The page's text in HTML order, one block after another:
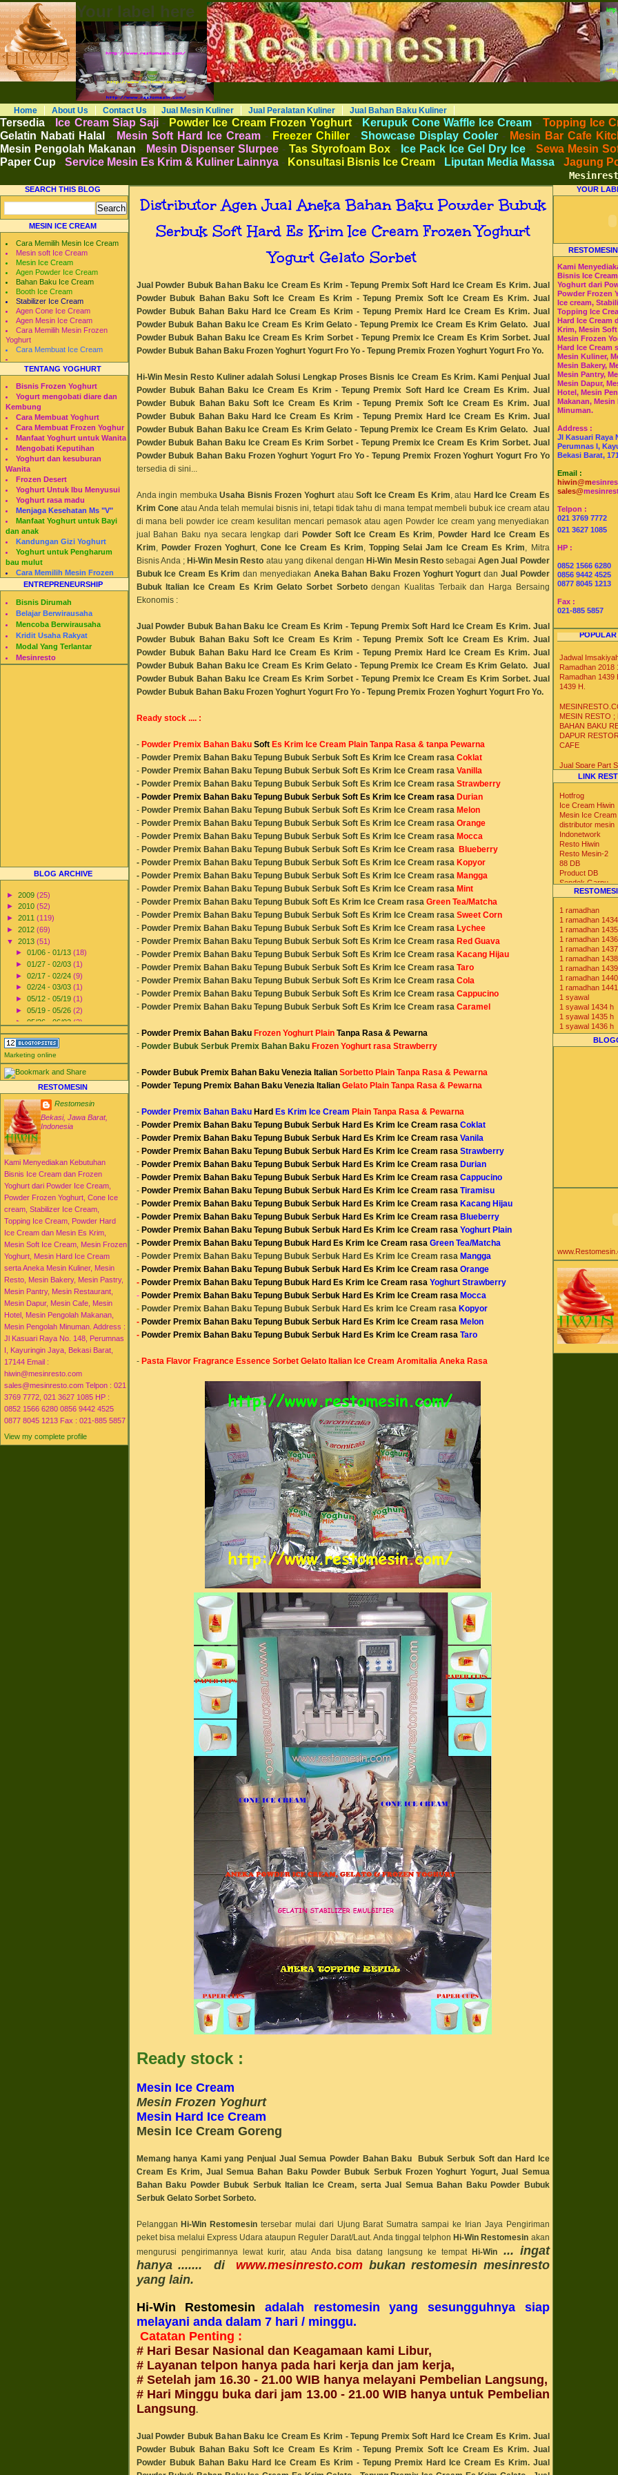
Your label here RESTO MESIN RESTO ALAT BAHAN BAKU KULINER RESTORAN DAPUR MESINRESTO RESTOMESIN HI-WIN ICE CREAM
Distributor Agen Jual Aneka Mesin Alat Peralatan Bahan Baku Memproduksi Mengolah Menyimpan Mengemas Menyajikan Makanan Minuman untuk Dapur Kuliner untuk
Cafe Hotel Restoran Pastry Bakery Food and Beverage. Distributor Agen Jual Aneka Mesin dan Bahan Baku Ice Cream Es Krim Gelato Frozen Yoghurt. Pusat Pelatihan dan
Pengembangan Entrepreneurship Kewirausahaan Peluang Usaha Bisnis UKM. Tips Resep Cara Memasak Membuat Jajanan Masakan Makanan Minuman Kue Roti Cake.
Home About Us Contact Us Jual Mesin Kuliner Jual Peralatan Kuliner Jual Bahan Baku Kuliner
Tersedia : Ice Cream Siap Saji- Powder Ice Cream Frozen Yoghurt - Kerupuk Cone Waffle Ice Cream - Topping Ice
Gelatin Nabati Halal
- Mesin Soft Hard Ice Cream- Freezer Chiller-Showcase Display Cooler - Mesin Bar Cafe
Mesin Pengolah Makanan - Mesin Dispenser Slurpee - Tas Styrofoam Box - Ice Pack Ice Gel Dry Ice - Sewa Mesin
Paper Cup - Service Mesin Es Krim & Kuliner Lainnya - Konsultasi Bisnis Ice Cream - Liputan Media Massa - Jagung
SEARCH THIS BLOG
MESIN ICE CREAM
Cara Memilih Mesin Ice Cream
Mesin soft Ice Cream
Mesin Ice Cream
Agen Powder Ice Cream
Bahan Baku Ice Cream
Booth Ice Cream
Stabilizer Ice Cream
Agen Cone Ice Cream
Agen Mesin Ice Cream
Cara Memilih Mesin Frozen
Yoghurt
Cara Membuat Ice Cream
TENTANG YOGHURT
Bisnis Frozen Yoghurt
Yogurt mengobati diare dan
Kembung
Cara Membuat Yoghurt
Cara Membuat Frozen Yoghur
Manfaat Yoghurt untuk Wanita
Mengobati Keputihan
Yoghurt dan kesuburan
Wanita
Frozen Desert
Yoghurt Untuk Ibu Menyusui
Yoghurt rasa madu
Menjaga Kesehatan Ms "V"
Manfaat Yoghurt untuk Bayi
dan anak
Kandungan Gizi Yoghurt
Yoghurt untuk Pengharum
bau mulut
Cara Memilih Mesin Frozen
Yogurt
Restomesin
ENTREPRENEURSHIP
Bisnis Dirumah
Belajar Berwirausaha
Mencoba Berwirausaha
Kridit Usaha Rakyat
Modal Yang Terlantar
Mesinresto
BLOG ARCHIVE
► 2009 (25)
► 2010 (52)
► 2011 (119)
► 2012 (69)
▼ 2013 (51)
►01/06 - 01/13(18)
►01/27 - 02/03(1)
►02/17 - 02/24(9)
►02/24 - 03/03(1)
►05/12 - 05/19(1)
►05/19 - 05/26(2)
►05/26 - 06/02 (2)
►06/02 - 06/09(3)
►06/30 - 07/07
►07/14 - 07/21
►
07/21 - 07/28
►07/28 - 08/04(2)
09/01 - 09/08(1)
►11/17 - 11/24(1)
►12/01 - 12/08
▼12/29 - 01/05
Agen Jual Mesin Ice Cream
Es Krim
Distributor Agen Jual Aneka
Bahan Baku Powder
Bubu...
Jadwal Acara Global TV Fun
Teenlicious Liputan Ten...
►2014(51)
►2015(16)
Marketing online
RESTOMESIN
Restomesin
Bekasi, Jawa Barat,
Indonesia
Kami Menyediakan Kebutuhan
Bisnis Ice Cream dan Frozen
Yoghurt dari Powder Ice Cream,
Powder Frozen Yoghurt, Cone Ice
cream, Stabilizer Ice Cream,
Topping Ice Cream, Powder Hard
Ice Cream dan Mesin Es Krim,
Mesin Soft Ice Cream, Mesin Frozen
Yoghurt, Mesin Hard Ice Cream
serta Aneka Mesin Kuliner, Mesin
Resto, Mesin Bakery, Mesin Pastry,
Mesin Pantry, Mesin Restaurant,
Mesin Dapur, Mesin Cafe, Mesin
Hotel, Mesin Pengolah Makanan,
Mesin Pengolah Minuman. Address :
Jl Kasuari Raya No. 148, Perumnas
I, Kayuringin Jaya, Bekasi Barat,
17144 Email :
hiwin@mesinresto.com
sales@mesinresto.com Telpon : 021
3769 7772, 021 3627 1085 HP :
0852 1566 6280 0856 9442 4525
0877 8045 1213 Fax : 021-885 5857
View my complete profile
Distributor Agen Jual Aneka Bahan Baku Powder Bubuk
Serbuk Soft Hard Es Krim Ice Cream Frozen Yoghurt
Yogurt Gelato Sorbet
Jual Powder Bubuk Bahan Baku Ice Cream Es Krim - Tepung Premix Soft Hard Ice Cream Es Krim. Jual
Powder Bubuk Bahan Baku Soft Ice Cream Es Krim - Tepung Premix Soft Ice Cream Es Krim. Jual
Powder Bubuk Bahan Baku Hard Ice Cream Es Krim - Tepung Premix Hard Ice Cream Es Krim. Jual
Powder Bubuk Bahan Baku Ice Cream Es Krim Gelato - Tepung Premix Ice Cream Es Krim Gelato. Jual
Powder Bubuk Bahan Baku Ice Cream Es Krim Sorbet - Tepung Premix Ice Cream Es Krim Sorbet. Jual
Powder Bubuk Bahan Baku Frozen Yoghurt Yogurt Fro Yo- Tepung Premix Frozen Yoghurt Yogurt Fro Yo.
Hi-Win Mesin Resto Kuliner adalah Solusi Lengkap Proses Bisnis Ice Cream Es Krim.Kami Penjual Jual
Powder Bubuk Bahan Baku Ice Cream Es Krim - Tepung Premix Soft Hard Ice Cream Es Krim. Jual
Powder Bubuk Bahan Baku Soft Ice Cream Es Krim - Tepung Premix Soft Ice Cream Es Krim. Jual
Powder Bubuk Bahan Baku Hard Ice Cream Es Krim - Tepung Premix Hard Ice Cream Es Krim. Jual
Powder Bubuk Bahan Baku Ice Cream Es Krim Gelato - Tepung Premix Ice Cream Es Krim Gelato. Jual
Powder Bubuk Bahan Baku Ice Cream Es Krim Sorbet - Tepung Premix Ice Cream Es Krim Sorbet. Jual
Powder Bubuk Bahan Baku Frozen Yoghurt Yogurt Fro Yo- Tepung Premix Frozen Yoghurt Yogurt Fro Yo
tersedia di sini...
Anda ingin membukaUsaha Bisnis Frozen Yoghurt atauSoft Ice Cream Es Krim , atau Hard Ice Cream Es
Krim Coneatau Anda telah memulai bisnis ini, tetapi tidak tahu di mana tempat membeli bubuk ice cream atau
di mana beli powder ice cream kesulitan mencari pemasok atau agen Powder Ice cream yang menyediakan
jual Bahan Baku nya secara lengkap dari Powder Soft Ice Cream Es Krim
Powder Hard Ice Cream Es
Krim
Powder Frozen Yoghurt, Cone Ice Cream Es Krim ,Topping Selai Jam Ice Cream Es Krim
, Mitra
Bisnis Anda ;Hi-Win Mesin Resto atau yang dikenal denganHi-Win Mesin RestosebagaiAgen Jual Powder
Bubuk Ice Cream Es Krim dan menyediakan Aneka Bahan Baku Frozen Yoghurt Yogurt dan Jual Powder
Bubuk Italian Ice Cream Es Krim Gelato Sorbet Sorbetodengan Kualitas Terbaik dan Harga Bersaing
Ekonomis :
Jual Powder Bubuk Bahan Baku Ice Cream Es Krim - Tepung Premix Soft Hard Ice Cream Es Krim. Jual
Powder Bubuk Bahan Baku Soft Ice Cream Es Krim - Tepung Premix Soft Ice Cream Es Krim. Jual
Powder Bubuk Bahan Baku Hard Ice Cream Es Krim - Tepung Premix Hard Ice Cream Es Krim. Jual
Powder Bubuk Bahan Baku Ice Cream Es Krim Gelato - Tepung Premix Ice Cream Es Krim Gelato. Jual
Powder Bubuk Bahan Baku Ice Cream Es Krim Sorbet - Tepung Premix Ice Cream Es Krim Sorbet. Jual
Powder Bubuk Bahan Baku Frozen Yoghurt Yogurt Fro Yo- Tepung Premix Frozen Yoghurt Yogurt Fro Yo.
Ready stock .... :
- Powder Premix Bahan BakuSoft Es Krim Ice Cream Plain Tanpa Rasa & tanpa Pewarna
-Powder Premix Bahan Baku Tepung Bubuk Serbuk Soft Es Krim Ice Cream rasa Coklat
-Powder Premix Bahan Baku Tepung Bubuk Serbuk Soft Es Krim Ice Cream rasa Vanilla
-Powder Premix Bahan Baku Tepung Bubuk Serbuk Soft Es Krim Ice Cream rasa Strawberry
-Powder Premix Bahan Baku Tepung Bubuk Serbuk Soft Es Krim Ice Cream rasa Durian
-Powder Premix Bahan Baku Tepung Bubuk Serbuk Soft Es Krim Ice Cream rasa Melon
- Powder Premix Bahan Baku Tepung Bubuk Serbuk Soft Es Krim Ice Cream rasa Orange
-Powder Premix Bahan Baku Tepung Bubuk Serbuk Soft Es Krim Ice Cream rasa Mocca
-Powder Premix Bahan Baku Tepung Bubuk Serbuk Soft Es Krim Ice Cream rasa Blueberry
-Powder Premix Bahan Baku Tepung Bubuk Serbuk Soft Es Krim Ice Cream rasa Kopyor
-Powder Premix Bahan Baku Tepung Bubuk Serbuk Soft Es Krim Ice Cream rasa Mangga
- Powder Premix Bahan Baku Tepung Bubuk Serbuk Soft Es Krim Ice Cream rasa Mint
- Powder Premix Bahan Baku Tepung Bubuk Soft Es Krim Ice Cream rasa Green Tea/Matcha
- Powder Premix Bahan Baku Tepung Bubuk Serbuk Soft Es Krim Ice Cream rasa Sweet Corn
- Powder Premix Bahan Baku Tepung Bubuk Serbuk Soft Es Krim Ice Cream rasa Lychee
- Powder Premix Bahan Baku Tepung Bubuk Serbuk Soft Es Krim Ice Cream rasa Red Guava
- Powder Premix Bahan Baku Tepung Bubuk Serbuk Soft Es Krim Ice Cream rasa Kacang Hijau
- Powder Premix Bahan Baku Tepung Bubuk Serbuk Soft Es Krim Ice Cream rasa Taro
- Powder Premix Bahan Baku Tepung Bubuk Serbuk Soft Es Krim Ice Cream rasa Cola
- Powder Premix Bahan Baku Tepung Bubuk Serbuk Soft Es Krim Ice Cream rasa Cappucino
- Powder Premix Bahan Baku Tepung Bubuk Serbuk Soft Es Krim Ice Cream rasa Caramel
- Powder Premix Bahan Baku FrozenYoghurt Plain Tanpa Rasa & Pewarna
- Powder Bubuk SerbukPremixBahan Baku Frozen Yoghurt rasa Strawberry
- Powder Bubuk PremixBahan Baku Venezia Italian Sorbetto Plain Tanpa Rasa & Pewarna
- Powder Tepung Premix Bahan Baku Venezia Italian Gelato Plain Tanpa Rasa & Pewarna
- Powder Premix Bahan BakuHard Es Krim Ice Cream Plain Tanpa Rasa & Pewarna
- Powder Premix Bahan Baku Tepung Bubuk Serbuk Hard Es Krim Ice Cream rasa Coklat
- Powder Premix Bahan Baku Tepung Bubuk Serbuk Hard Es Krim Ice Cream rasa Vanila
- Powder Premix Bahan Baku Tepung Bubuk Serbuk Hard Es Krim Ice Cream rasa Strawberry
- Powder Premix Bahan Baku Tepung Bubuk Serbuk Hard Es Krim Ice Cream rasa Durian
- Powder Premix Bahan Baku Tepung Bubuk Serbuk Hard Es Krim Ice Cream rasa Cappucino
- Powder Premix Bahan Baku Tepung Bubuk Serbuk Hard Es Krim Ice Cream rasa Tiramisu
- Powder Premix Bahan Baku Tepung Bubuk Serbuk Hard Es Krim Ice Cream rasa Kacang Hijau
- Powder Premix Bahan Baku Tepung Bubuk Serbuk Hard Es Krim Ice Cream rasa Blueberry
- Powder Premix Bahan Baku Tepung Bubuk Serbuk Hard Es Krim Ice Cream rasa Yoghurt Plain
- Powder Premix Bahan Baku Tepung Bubuk Hard Es Krim Ice Cream rasa Green Tea/Matcha
- Powder Premix Bahan Baku Tepung Bubuk Serbuk Hard Es Krim Ice Cream rasa Mangga
- Powder Premix Bahan Baku Tepung Bubuk Serbuk Hard Es Krim Ice Cream rasa Orange
- Powder Premix Bahan Baku Tepung Bubuk Hard Es Krim Ice Cream rasa Yoghurt Strawberry
- Powder Premix Bahan Baku Tepung Bubuk Serbuk Hard Es Krim Ice Cream rasa Mocca
- Powder Premix Bahan Baku Tepung Bubuk Serbuk Hard Es krim Ice Cream rasa Kopyor
- Powder Premix Bahan Baku Tepung Bubuk Serbuk Hard Es Krim Ice Cream rasa Melon
- Powder Premix Bahan Baku Tepung Bubuk Serbuk Hard Es Krim Ice Cream rasa Taro
- Pasta Flavor Fragrance Essence Sorbet Gelato Italian Ice Cream Aromitalia Aneka Rasa
Ready stock :
Mesin Ice Cream
Mesin Frozen Yoghurt
Mesin Hard Ice Cream
Mesin Ice Cream Goreng
Memang hanya Kami yang Penjual Jual Semua Powder Bahan Baku Bubuk Serbuk Soft dan Hard Ice
Cream Es Krim, Jual Semua Bahan Baku Powder Bubuk Serbuk Frozen Yoghurt Yogurt,Jual Semua
Bahan Baku Powder Bubuk Serbuk Italian Ice Cream, serta Jual Semua Bahan Baku Powder Bubuk
Serbuk Gelato Sorbet Sorbeto.
PelangganHi-Win Restomesin tersebar mulai dari Ujung Barat Sumatra sampai ke Irian Jaya Pengiriman
peket bisa melalui Express Udara ataupun Reguler Darat/Laut. Anda tinggal telphonHi-Win Restomesin akan
mengurusi pengirimannya lewat kurir, atau Anda bisa datang langsung ke tempat Hi-Win ... ingat
hanya ....... di www.mesinresto.com bukan restomesin mesinresto
yang lain.
Hi-Win Restomesin adalah restomesin yang sesungguhnya siap
melayani anda dalam 7 hari / minggu.
Catatan Penting :
# Hari Besar Nasional dan Keagamaan kami Libur,
# Layanan telpon hanya pada hari kerja dan jam kerja,
# Setelah jam 16.30 - 21.00 WIB hanya melayani Pembelian Langsung,
# Hari Minggu buka dari jam 13.00 - 21.00 WIB hanya untuk Pembelian
Langsung.
Jual Powder Bubuk Bahan Baku Ice Cream Es Krim - Tepung Premix Soft Hard Ice Cream Es Krim. Jual
Powder Bubuk Bahan Baku Soft Ice Cream Es Krim - Tepung Premix Soft Ice Cream Es Krim. Jual
Powder Bubuk Bahan Baku Hard Ice Cream Es Krim - Tepung Premix Hard Ice Cream Es Krim. Jual
YOUR
Kami
Bisnis Ice
Yoghurt dari
Powder Frozen
Ice cream,
Topping Ice
Hard Ice Cream
Krim, Mesin Soft
Mesin Frozen
Hard Ice Cream
Mesin Kuliner,
Mesin Bakery,
Mesin Pantry,
Mesin Dapur,
Hotel, Mesin
Makanan, Mesin
Minuman.
Address :
Jl Kasuari Raya
Perumnas I,
Bekasi Barat,
Email :
hiwin@m
sales@
Telpon :
021 3769 7772
021 3627 1085
HP :
0852 1566 6280
0856 9442 4525
0877 8045 1213
Fax :
021-885 5857
POPULAR
Jadwal
Ramadhan 2018
Ramadhan 1439
1439 H.
MESIN RESTO ;
BAHAN BAKU
DAPUR
CAFE
Jual Spare Part
Mesin Soft Hard
Krim
Distributor Agen
Gelas Kertas
Es Krim Gelato
Yoghurt
Distributor Agen
Ice Bag Box
Kotak Styrofoam
Suhu Dingin
LINK
Hotfrog
Ice Cream Hiwin
Mesin Ice Cream
distributor mesin
Indonetwork
Resto Hiwin
Resto Mesin-2
88 DB
Product DB
Sendok Garpu
Tabloid Nova
Blog Catalog
US Trade
Komunitas Bisnis
1 ramadhan
1 ramadhan
1 ramadhan
1 ramadhan
1 ramadhan
1 ramadhan
1 ramadhan
1 ramadhan
1 ramadhan
1 syawal
1 syawal 1434 h
1 syawal 1435 h
1 syawal 1436 h
1 syawal 1437 h
1 syawal 1438 h
agen distributor
agen powder ice
Aiko Sarwosri
ala
alat pastry
alat peralatan
alat peralatan
alat peralatan
alergi susu
all about ice
aneka bahan
Aneka Khasiat
Yogurt